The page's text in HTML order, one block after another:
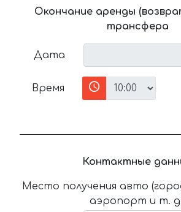
Окончание аренды
трансфера
Дата
Время
Контактные
Место получения авто
аэропорт и т.